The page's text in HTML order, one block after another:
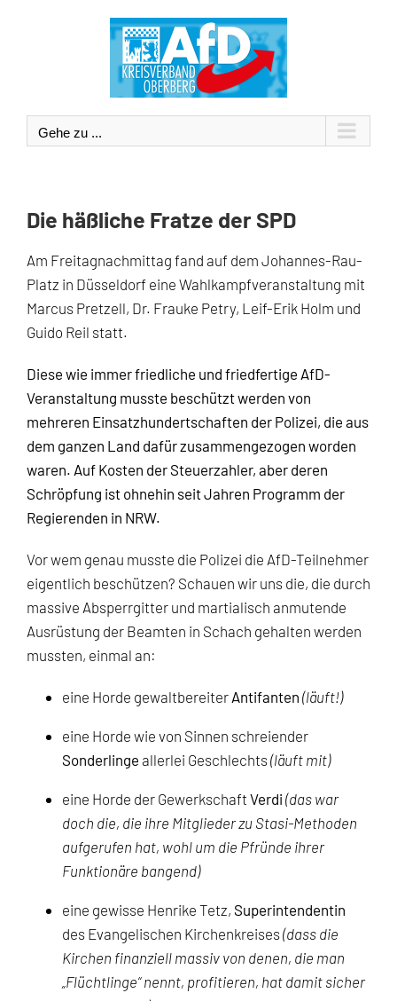
Gehe zu ...
Die häßliche Fratze der SPD
Am Freitagnachmittag fand auf dem Johannes-Rau-
Platz in Düsseldorf eine Wahlkampfveranstaltung mit
Marcus Pretzell, Dr. Frauke Petry, Leif-Erik Holm und
Guido Reil statt.
Diese wie immer friedliche und friedfertige AfD-
Veranstaltung musste beschützt werden von
mehreren Einsatzhundertschaften der Polizei, die aus
dem ganzen Land dafür zusammengezogen worden
waren. Auf Kosten der Steuerzahler, aber deren
Schröpfung ist ohnehin seit Jahren Programm der
Regierenden in NRW.
Vor wem genau musste die Polizei die AfD-Teilnehmer
eigentlich beschützen? Schauen wir uns die, die durch
massive Absperrgitter und martialisch anmutende
Ausrüstung der Beamten in Schach gehalten werden
mussten, einmal an:
eine Horde gewaltbereiter Antifanten (läuft!)
eine Horde wie von Sinnen schreiender
Sonderlinge allerlei Geschlechts(läuft mit)
eine Horde der Gewerkschaft Verdi (das war
doch die, die ihre Mitglieder zu Stasi-Methoden
aufgerufen hat, wohl um die Pfründe ihrer
Funktionäre bangend)
eine gewisse Henrike Tetz, Superintendentin
des Evangelischen Kirchenkreises(dass die
Kirchen finanziell massiv von denen, die man
„Flüchtlinge“ nennt, profitieren, hat damit sicher